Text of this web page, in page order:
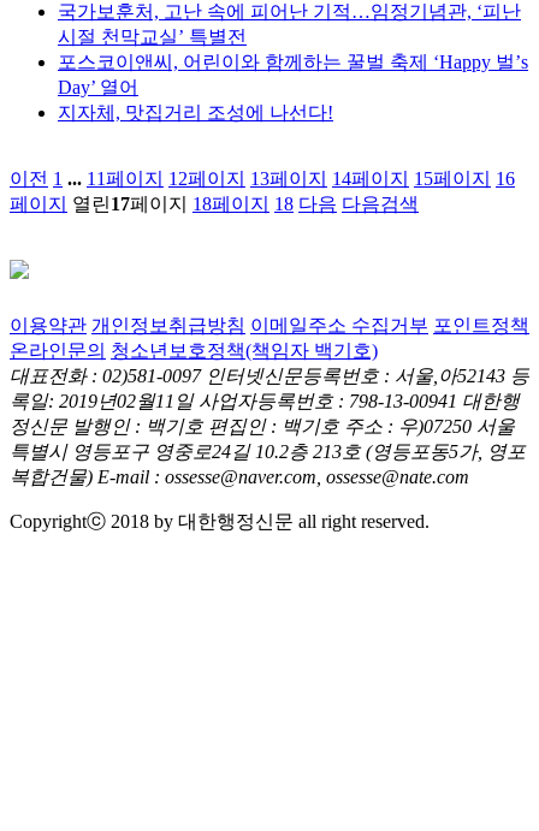
국가보훈처, 고난 속에 피어난 기적…임정기념관, ‘피난
시절 천막교실’ 특별전
포스코이앤씨, 어린이와 함께하는 꿀벌 축제 ‘Happy 벌’s
Day’ 열어
지자체, 맛집거리 조성에 나선다!
이전 1 ... 11페이지 12페이지 13페이지 14페이지 15페이지
16
페이지
열린17페이지 18페이지 18 다음 다음검색
이용약관 개인정보취급방침 이메일주소 수집거부 포인트정책
온라인문의 청소년보호정책(책임자 백기호)
대표전화 : 02)581-0097 인터넷신문등록번호 : 서울,아52143 등
록일: 2019년02월11일 사업자등록번호 : 798-13-00941 대한행
정신문 발행인 : 백기호 편집인 : 백기호 주소 : 우)07250 서울
특별시 영등포구 영중로24길 10.2층 213호 (영등포동5가, 영포
복합건물) E-mail : ossesse@naver.com, ossesse@nate.com
Copyrightⓒ 2018 by 대한행정신문 all right reserved.